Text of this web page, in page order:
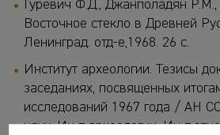
Гуревич Ф.Д., Джанполадян
Восточное стекло в Древней
Ленинград. отд-е,1968. 26 с.
Институт археологии. Тезисы
заседаниях, посвященных
исследований 1967 года / АН
наук. Ин-т археологии. Ин-т